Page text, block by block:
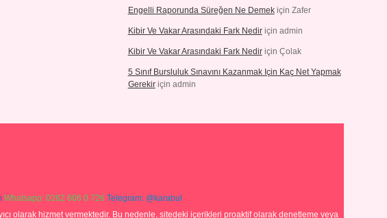
Engelli Raporunda Süreğen Ne Demekiçin Zafer
Kibir Ve Vakar Arasındaki Fark Nediriçin admin
Kibir Ve Vakar Arasındaki Fark Nediriçin Çolak
5 Sınıf Bursluluk Sınavını Kazanmak Için Kaç Net Yapmak
Gerekiriçin admin
Whatsapp: 0262 606 0 726 Telegram: @karabul
olarak hizmet vermektedir. Bu nedenle, sitedeki içerikleri proaktif olarak denetleme veya